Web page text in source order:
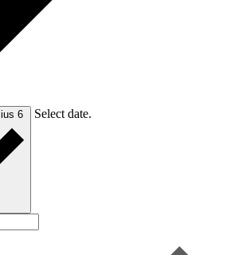
6 Select date.